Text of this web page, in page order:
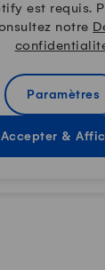
est requis.
notre
Paramètres
Accepter &